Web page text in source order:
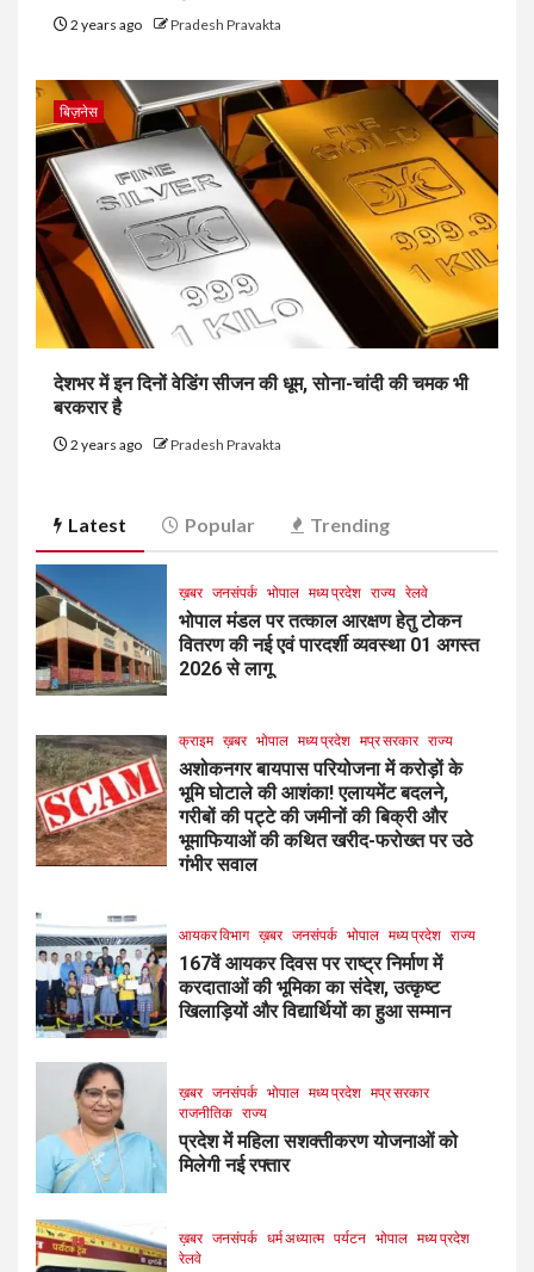
2 years ago Pradesh Pravakta
बिज़नेस
देशभर में इन दिनों वेडिंग सीजन की धूम, सोना-चांदी की चमक भी
बरकरार है
2 years ago Pradesh Pravakta
Latest Popular Trending
ख़बर जनसंपर्क भोपाल मध्य प्रदेश राज्य रेलवे
भोपाल मंडल पर तत्काल आरक्षण हेतु टोकन
वितरण की नई एवं पारदर्शी व्यवस्था 01 अगस्त
2026 से लागू
क्राइम ख़बर भोपाल मध्य प्रदेश मप्र सरकार राज्य
अशोकनगर बायपास परियोजना में करोड़ों के
भूमि घोटाले की आशंका! एलायमेंट बदलने,
गरीबों की पट्टे की जमीनों की बिक्री और
भूमाफियाओं की कथित खरीद-फरोख्त पर उठे
गंभीर सवाल
आयकर विभाग ख़बर जनसंपर्क भोपाल मध्य प्रदेश राज्य
167वें आयकर दिवस पर राष्ट्र निर्माण में
करदाताओं की भूमिका का संदेश, उत्कृष्ट
खिलाड़ियों और विद्यार्थियों का हुआ सम्मान
ख़बर जनसंपर्क भोपाल मध्य प्रदेश मप्र सरकार
राजनीतिक राज्य
प्रदेश में महिला सशक्तीकरण योजनाओं को
मिलेगी नई रफ्तार
ख़बर जनसंपर्क धर्म अध्यात्म पर्यटन भोपाल मध्य प्रदेश
रेलवे